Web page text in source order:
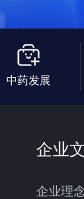
中药发展
企业
企业理